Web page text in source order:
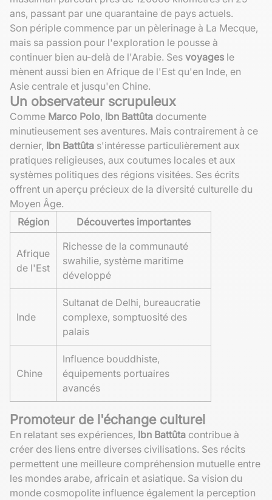
ans, passant par une quarantaine de pays actuels.
Son périple commence par un pèlerinage à La Mecque,
mais sa passion pour l'exploration le pousse à
continuer bien au-delà de l'Arabie. Ses voyages le
mènent aussi bien en Afrique de l'Est qu'en Inde, en
Asie centrale et jusqu'en Chine.
Un observateur scrupuleux
Comme Marco Polo, Ibn Battûta documente
minutieusement ses aventures. Mais contrairement à ce
dernier, Ibn Battûta s'intéresse particulièrement aux
pratiques religieuses, aux coutumes locales et aux
systèmes politiques des régions visitées. Ses écrits
offrent un aperçu précieux de la diversité culturelle du
Moyen Âge.
Région
Découvertes importantes
Afrique
de l'Est
Richesse de la communauté
swahilie, système maritime
développé
Inde
Sultanat de Delhi, bureaucratie
complexe, somptuosité des
palais
Chine
Influence bouddhiste,
équipements portuaires
avancés
Promoteur de l'échange culturel
En relatant ses expériences, Ibn Battûta contribue à
créer des liens entre diverses civilisations. Ses récits
permettent une meilleure compréhension mutuelle entre
les mondes arabe, africain et asiatique. Sa vision du
monde cosmopolite influence également la perception